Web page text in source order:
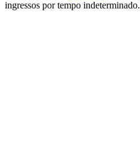
ingressos por tempo indeterminado.